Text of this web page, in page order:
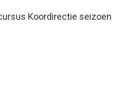
Koordirectie seizoen